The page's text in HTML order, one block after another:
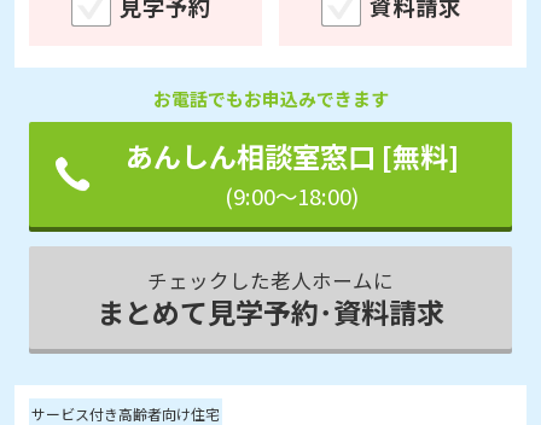
お電話でもお申込みできます
あんしん相談室窓口 [無料]
(9:00～18:00)
チェックした老人ホームに
まとめて見学予約･資料請求
サービス付き高齢者向け住宅